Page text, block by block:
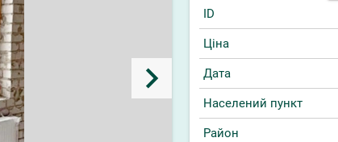
keyboard_arrow_right
ID
Ціна
Дата
Населений пункт
Район